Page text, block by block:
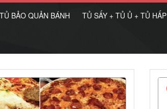
TỦ BẢO QUẢN BÁNH TỦ SẤY + TỦ Ủ + TỦ HẤP